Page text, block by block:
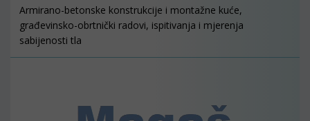
Armirano-betonske konstrukcije i montažne kuće,
građevinsko-obrtnički radovi, ispitivanja i mjerenja
sabijenosti tla